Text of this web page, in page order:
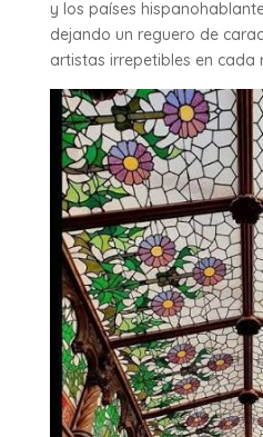
y los países
dejando un reguero de
artistas irrepetibles en cada